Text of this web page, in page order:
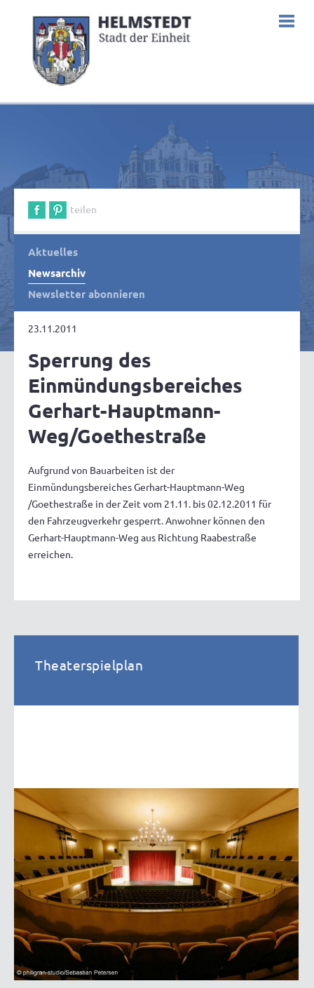
teilen
Aktuelles
Newsarchiv
Newsletter abonnieren
23.11.2011
Sperrung des
Einmündungsbereiches
Gerhart-Hauptmann-
Weg/Goethestraße
Aufgrund von Bauarbeiten ist der
Einmündungsbereiches Gerhart-Hauptmann-Weg
/Goethestraße in der Zeit vom 21.11. bis 02.12.2011 für
den Fahrzeugverkehr gesperrt. Anwohner können den
Gerhart-Hauptmann-Weg aus Richtung Raabestraße
erreichen.
Theaterspielplan